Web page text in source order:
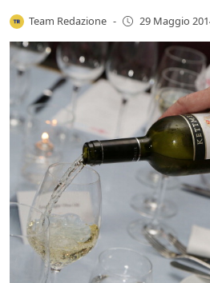
Team Redazione - 29 Maggio